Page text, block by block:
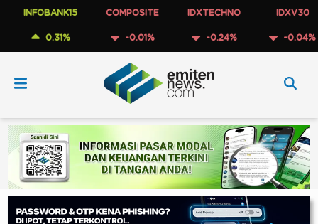
INFOBANK15
0.31%
COMPOSITE
-0.01%
IDXTECHNO
-0.24%
IDXV30
-0.04%